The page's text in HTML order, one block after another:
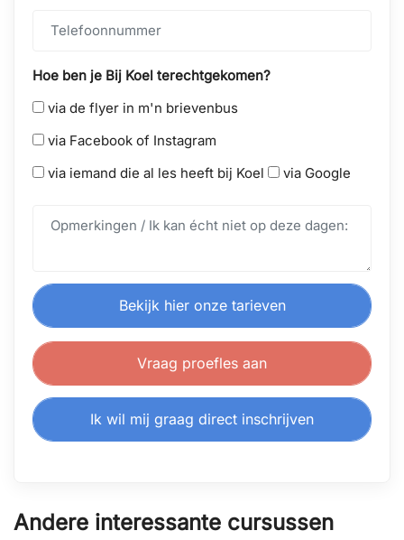
Hoe ben je Bij Koel terechtgekomen?
via de flyer in m'n brievenbus
via Facebook of Instagram
via iemand die al les heeft bij Koel
via Google
Bekijk hier onze tarieven
Vraag proefles aan
Ik wil mij graag direct inschrijven
Andere interessante cursussen